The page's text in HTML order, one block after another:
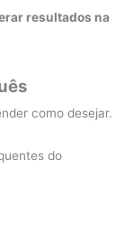
resultados na
como desejar.
do